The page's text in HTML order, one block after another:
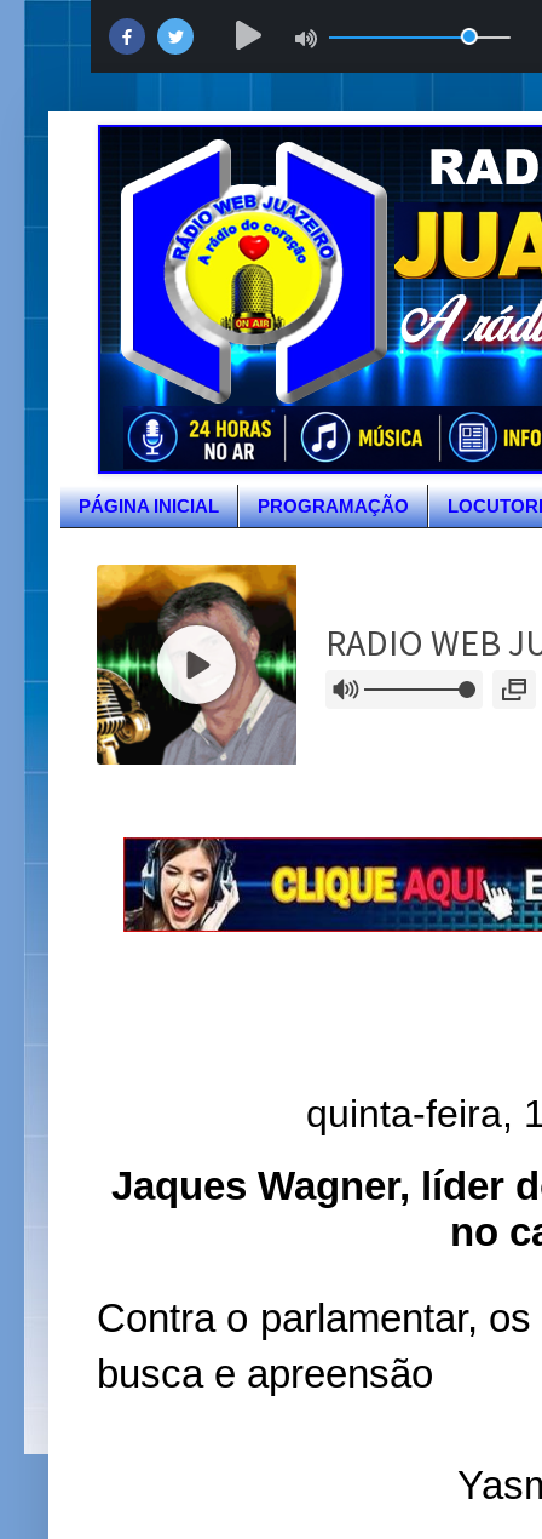
PÁGINA INICIAL PROGRAMAÇÃO
quinta-feira,
Jaques Wagner, líder
no
Contra o parlamentar,
busca e apreensão